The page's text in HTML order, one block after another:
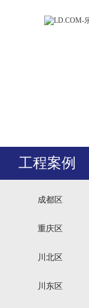
工程案例
成都区
重庆区
川北区
川东区